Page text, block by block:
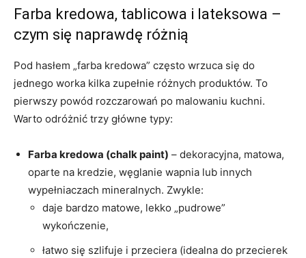
Farba kredowa, tablicowa i lateksowa –
czym się naprawdę różnią
Pod hasłem „farba kredowa” często wrzuca się do
jednego worka kilka zupełnie różnych produktów. To
pierwszy powód rozczarowań po malowaniu kuchni.
Warto odróżnić trzy główne typy:
Farba kredowa (chalk paint) – dekoracyjna, matowa,
oparte na kredzie, węglanie wapnia lub innych
wypełniaczach mineralnych. Zwykle:
daje bardzo matowe, lekko „pudrowe”
wykończenie,
łatwo się szlifuje i przeciera (idealna do przecierek